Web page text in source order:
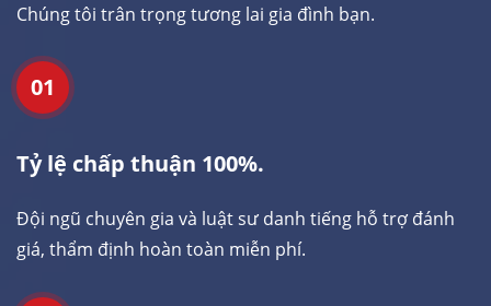
Chúng tôi trân trọng tương lai gia đình bạn.
01
Tỷ lệ chấp thuận 100%.
Đội ngũ chuyên gia và luật sư danh tiếng hỗ trợ đánh
giá, thẩm định hoàn toàn miễn phí.